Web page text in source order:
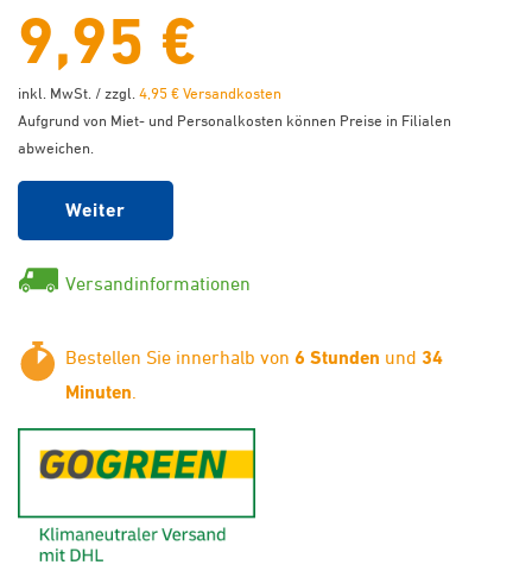
9,95 €
inkl. MwSt. / zzgl. 4,95 € Versandkosten
Aufgrund von Miet- und Personalkosten können Preise in Filialen
abweichen.
Weiter
Versandinformationen
Bestellen Sie innerhalb von 6 Stunden und 34
Minuten